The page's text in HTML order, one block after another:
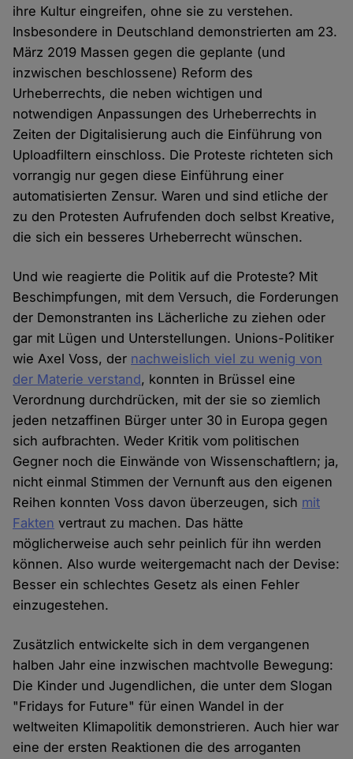
ihre Kultur eingreifen, ohne sie zu verstehen.
Insbesondere in Deutschland demonstrierten am 23.
März 2019 Massen gegen die geplante (und
inzwischen beschlossene) Reform des
Urheberrechts, die neben wichtigen und
notwendigen Anpassungen des Urheberrechts in
Zeiten der Digitalisierung auch die Einführung von
Uploadfiltern einschloss. Die Proteste richteten sich
vorrangig nur gegen diese Einführung einer
automatisierten Zensur. Waren und sind etliche der
zu den Protesten Aufrufenden doch selbst Kreative,
die sich ein besseres Urheberrecht wünschen.
Und wie reagierte die Politik auf die Proteste? Mit
Beschimpfungen, mit dem Versuch, die Forderungen
der Demonstranten ins Lächerliche zu ziehen oder
gar mit Lügen und Unterstellungen. Unions-Politiker
wie Axel Voss, der nachweislich viel zu wenig von
der Materie verstand, konnten in Brüssel eine
Verordnung durchdrücken, mit der sie so ziemlich
jeden netzaffinen Bürger unter 30 in Europa gegen
sich aufbrachten. Weder Kritik vom politischen
Gegner noch die Einwände von Wissenschaftlern; ja,
nicht einmal Stimmen der Vernunft aus den eigenen
Reihen konnten Voss davon überzeugen, sich mit
Fakten vertraut zu machen. Das hätte
möglicherweise auch sehr peinlich für ihn werden
können. Also wurde weitergemacht nach der Devise:
Besser ein schlechtes Gesetz als einen Fehler
einzugestehen.
Zusätzlich entwickelte sich in dem vergangenen
halben Jahr eine inzwischen machtvolle Bewegung:
Die Kinder und Jugendlichen, die unter dem Slogan
"Fridays for Future" für einen Wandel in der
weltweiten Klimapolitik demonstrieren. Auch hier war
eine der ersten Reaktionen die des arroganten